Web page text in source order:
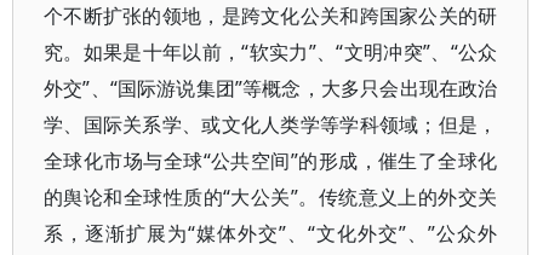
个不断扩张的领地，是跨文化公关和跨国家公关的研
究。如果是十年以前，“软实力”、“文明冲突”、“公众
外交”、“国际游说集团”等概念，大多只会出现在政治
学、国际关系学、或文化人类学等学科领域；但是，
全球化市场与全球“公共空间”的形成，催生了全球化
的舆论和全球性质的“大公关”。传统意义上的外交关
系，逐渐扩展为“媒体外交”、“文化外交”、”公众外